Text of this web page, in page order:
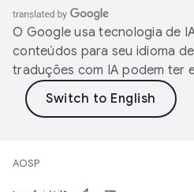
O Google usa tecnologia de
conteúdos para seu idioma
traduções com IA podem ter
AOSP